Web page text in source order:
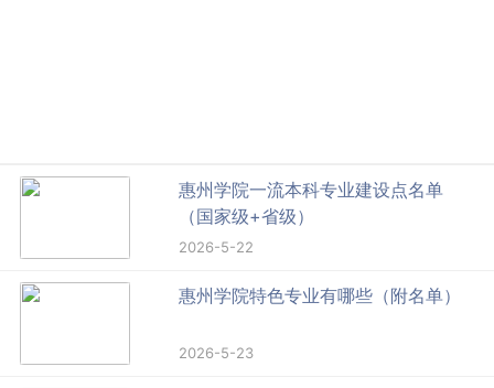
惠州学院一流本科专业建设点名单
（国家级+省级）
2026-5-22
惠州学院特色专业有哪些（附名单）
2026-5-23